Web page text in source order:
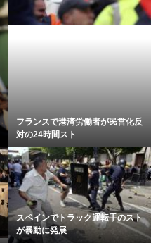
フランスで港湾労働者が民営化反
対の24時間スト
スペインでトラック運転手のスト
が暴動に発展